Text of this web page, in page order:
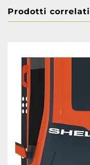
Prodotti correlati